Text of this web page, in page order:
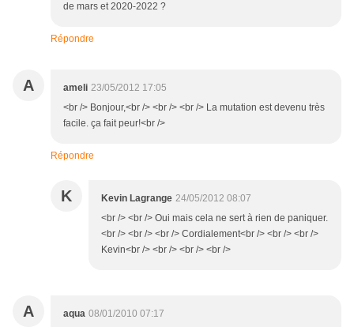
de mars et 2020-2022 ?
Répondre
A ameli 23/05/2012 17:05
<br /> Bonjour,<br /> <br /> <br /> La mutation est devenu très
facile. ça fait peur!<br />
Répondre
K Kevin Lagrange 24/05/2012 08:07
<br /> <br /> Oui mais cela ne sert à rien de paniquer.
<br /> <br /> <br /> Cordialement<br /> <br /> <br />
Kevin<br /> <br /> <br /> <br />
A aqua 08/01/2010 07:17